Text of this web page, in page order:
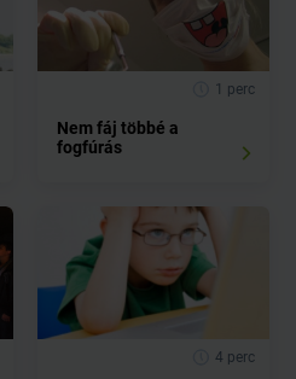
1 perc
Nem fáj többé a
fogfúrás
4 perc